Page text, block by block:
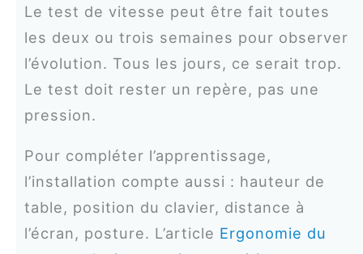
Le test de vitesse peut être fait toutes
les deux ou trois semaines pour observer
l’évolution. Tous les jours, ce serait trop.
Le test doit rester un repère, pas une
pression.
Pour compléter l’apprentissage,
l’installation compte aussi : hauteur de
table, position du clavier, distance à
l’écran, posture. L’article Ergonomie du